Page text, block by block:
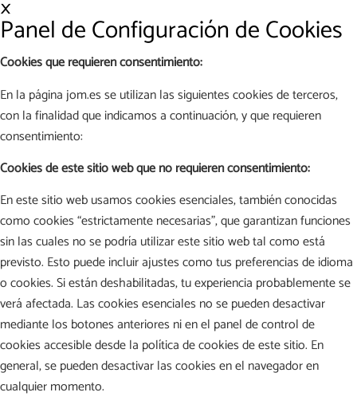
×
Panel de Configuración de Cookies
Cookies que requieren consentimiento:
En la página jom.es se utilizan las siguientes cookies de terceros,
con la finalidad que indicamos a continuación, y que requieren
consentimiento:
Cookies de este sitio web que no requieren consentimiento:
En este sitio web usamos cookies esenciales, también conocidas
como cookies “estrictamente necesarias”, que garantizan funciones
sin las cuales no se podría utilizar este sitio web tal como está
previsto. Esto puede incluir ajustes como tus preferencias de idioma
o cookies. Si están deshabilitadas, tu experiencia probablemente se
verá afectada. Las cookies esenciales no se pueden desactivar
mediante los botones anteriores ni en el panel de control de
cookies accesible desde la política de cookies de este sitio. En
general, se pueden desactivar las cookies en el navegador en
cualquier momento.